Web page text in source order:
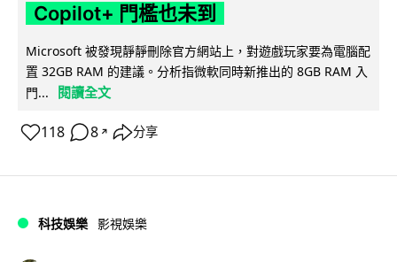
Copilot+ 門檻也未到
Microsoft 被發現靜靜刪除官方網站上，對遊戲玩家要為電腦配
置 32GB RAM 的建議。分析指微軟同時新推出的 8GB RAM 入
門...
閱讀全文
118 8 ↗ 分享
科技娛樂 影視娛樂